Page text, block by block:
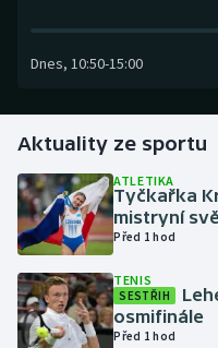
Futsal
Gymnastika
Házená
Jezdectví
Judo
Dnes, 10:50-15:00
Aktuality ze sportu
ATLETIKA
Tyčkařka
mistryní
Před 1 hod
TENIS
SESTŘIH
osmifinále
Před 1 hod